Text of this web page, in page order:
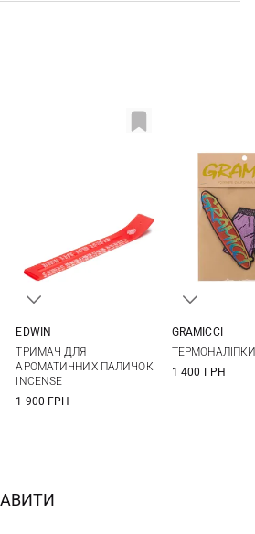
EDWIN
ТРИМАЧ ДЛЯ
АРОМАТИЧНИХ ПАЛИЧОК
INCENSE
1 900 ГРН
GRAMICCI
ТЕРМОНАЛІПКИ
1 400 ГРН